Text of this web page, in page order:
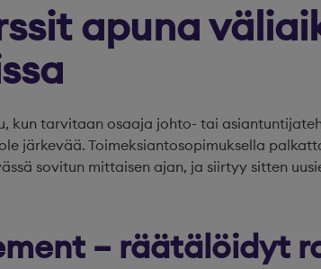
apuna
kun tarvitaan osaaja johto- tai
järkevää. Toimeksiantosopimuksella
sovitun mittaisen ajan, ja siirtyy sitten
– räätälöidyt